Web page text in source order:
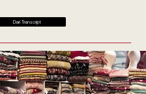
Dari Transcript